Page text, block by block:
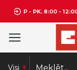
P - PK. 8:00 -
Visi